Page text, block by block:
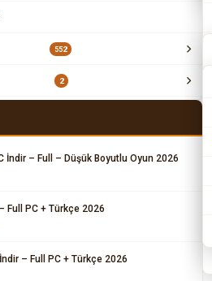
552
2
İndir – Full – Düşük Boyutlu Oyun 2026
Full PC + Türkçe 2026
– Full PC + Türkçe 2026